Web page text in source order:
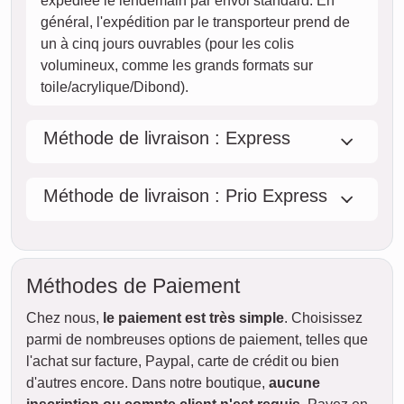
général, l'expédition par le transporteur prend de
un à cinq jours ouvrables (pour les colis
volumineux, comme les grands formats sur
toile/acrylique/Dibond).
Méthode de livraison : Express
Méthode de livraison : Prio Express
Méthodes de Paiement
Chez nous, le paiement est très simple. Choisissez
parmi de nombreuses options de paiement, telles que
l'achat sur facture, Paypal, carte de crédit ou bien
d'autres encore. Dans notre boutique, aucune